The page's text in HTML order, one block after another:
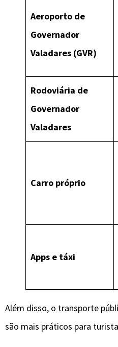
Aeroporto de
Governador
Valadares (GVR)
Rodoviária de
Governador
Valadares
Carro próprio
Apps e táxi
Além disso, o transporte
são mais práticos para